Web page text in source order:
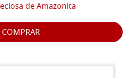
de Amazonita
COMPRAR